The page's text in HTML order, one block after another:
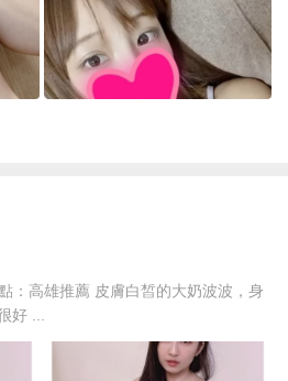
：高雄推薦 皮膚白皙的大奶波波，身
好 ...